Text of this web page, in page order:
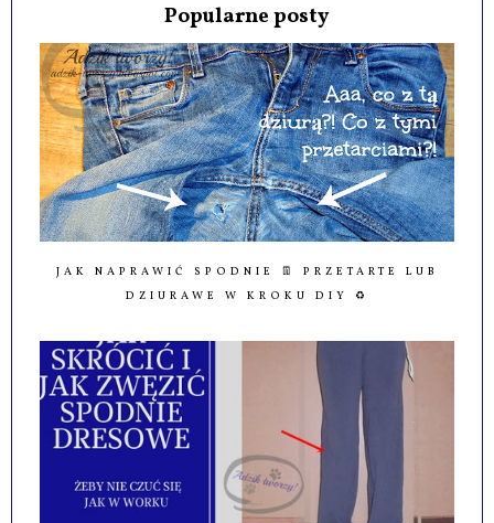
Popularne posty
JAK NAPRAWIĆ SPODNIE 👖 PRZETARTE LUB
DZIURAWE W KROKU DIY ♻️